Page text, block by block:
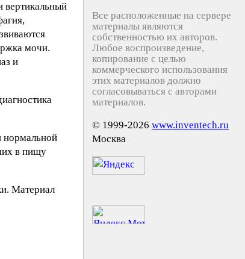
вертикальный
мочи.
и
нормальной
в пищу
Материал
Все расположенные на сервере
материалы являются
собственностью их авторов.
Любое воспроизведение,
копирование с целью
коммерческого использования
этих материалов должно
согласовываться с авторами
материалов.
© 1999-2026 www.inventech.ru
Москва